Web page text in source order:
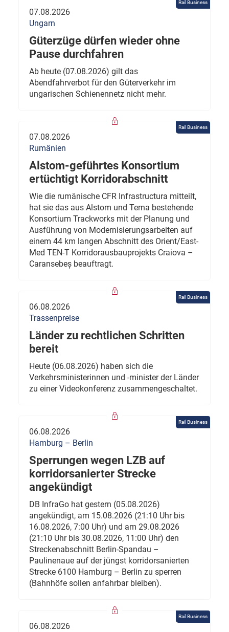
Rail Business
07.08.2026
Ungarn
Güterzüge dürfen wieder ohne
Pause durchfahren
Ab heute (07.08.2026) gilt das
Abendfahrverbot für den Güterverkehr im
ungarischen Schienennetz nicht mehr.
Rail Business
07.08.2026
Rumänien
Alstom-geführtes Konsortium
ertüchtigt Korridorabschnitt
Wie die rumänische CFR Infrastructura mitteilt,
hat sie das aus Alstom und Terna bestehende
Konsortium Trackworks mit der Planung und
Ausführung von Modernisierungsarbeiten auf
einem 44 km langen Abschnitt des Orient/East-
Med TEN-T Korridorausbauprojekts Craiova –
Caransebeș beauftragt.
Rail Business
06.08.2026
Trassenpreise
Länder zu rechtlichen Schritten
bereit
Heute (06.08.2026) haben sich die
Verkehrsministerinnen und -minister der Länder
zu einer Videokonferenz zusammengeschaltet.
Rail Business
06.08.2026
Hamburg – Berlin
Sperrungen wegen LZB auf
korridorsanierter Strecke
angekündigt
DB InfraGo hat gestern (05.08.2026)
angekündigt, am 15.08.2026 (21:10 Uhr bis
16.08.2026, 7:00 Uhr) und am 29.08.2026
(21:10 Uhr bis 30.08.2026, 11:00 Uhr) den
Streckenabschnitt Berlin-Spandau –
Paulinenaue auf der jüngst korridorsanierten
Strecke 6100 Hamburg – Berlin zu sperren
(Bahnhöfe sollen anfahrbar bleiben).
Rail Business
06.08.2026